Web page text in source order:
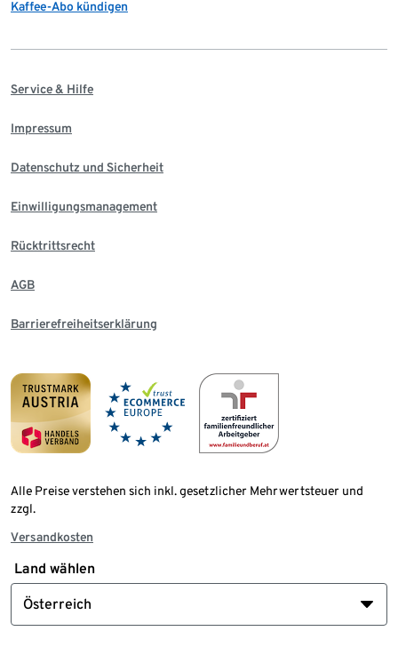
Kaffee-Abo kündigen
Service & Hilfe
Impressum
Datenschutz und Sicherheit
Einwilligungsmanagement
Rücktrittsrecht
AGB
Barrierefreiheitserklärung
Alle Preise verstehen sich inkl. gesetzlicher Mehrwertsteuer und
zzgl.
Versandkosten
Land wählen
Österreich